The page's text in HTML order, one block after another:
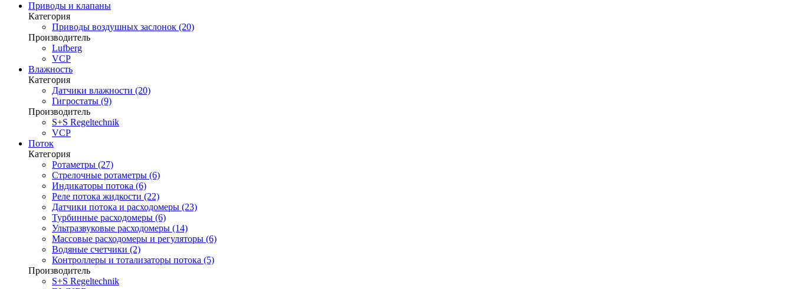
Приводы и клапаны
Категория
Приводы воздушных заслонок (20)
Производитель
Lufberg
VCP
Влажность
Категория
Датчики влажности (20)
Гигростаты (9)
Производитель
S+S Regeltechnik
VCP
Поток
Категория
Ротаметры (27)
Стрелочные ротаметры (6)
Индикаторы потока (6)
Реле потока жидкости (22)
Датчики потока и расходомеры (23)
Турбинные расходомеры (6)
Ультразвуковые расходомеры (14)
Массовые расходомеры и регуляторы (6)
Водяные счетчики (2)
Контроллеры и тотализаторы потока (5)
Производитель
S+S Regeltechnik